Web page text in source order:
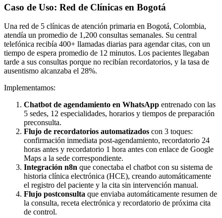
Caso de Uso: Red de Clínicas en Bogotá
Una red de 5 clínicas de atención primaria en Bogotá, Colombia,
atendía un promedio de 1,200 consultas semanales. Su central
telefónica recibía 400+ llamadas diarias para agendar citas, con un
tiempo de espera promedio de 12 minutos. Los pacientes llegaban
tarde a sus consultas porque no recibían recordatorios, y la tasa de
ausentismo alcanzaba el 28%.
Implementamos:
Chatbot de agendamiento en WhatsApp entrenado con las
5 sedes, 12 especialidades, horarios y tiempos de preparación
preconsulta.
Flujo de recordatorios automatizados con 3 toques:
confirmación inmediata post-agendamiento, recordatorio 24
horas antes y recordatorio 1 hora antes con enlace de Google
Maps a la sede correspondiente.
Integración n8n que conectaba el chatbot con su sistema de
historia clínica electrónica (HCE), creando automáticamente
el registro del paciente y la cita sin intervención manual.
Flujo postconsulta que enviaba automáticamente resumen de
la consulta, receta electrónica y recordatorio de próxima cita
de control.